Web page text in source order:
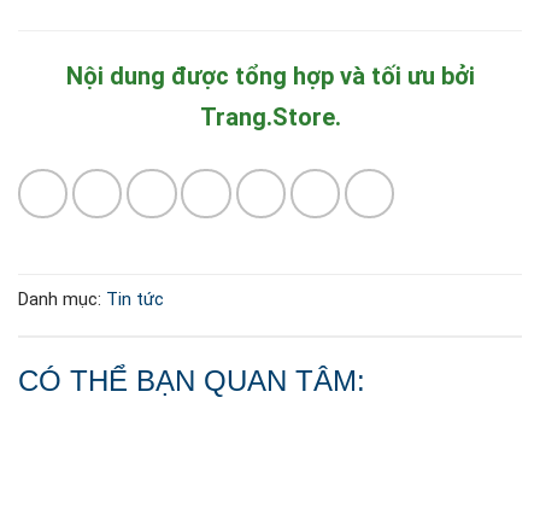
Nội dung được tổng hợp và tối ưu bởi
Trang.Store.
Danh mục: Tin tức
CÓ THỂ BẠN QUAN TÂM: